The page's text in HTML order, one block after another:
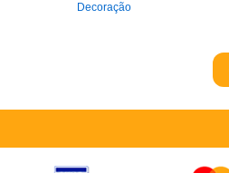
Decoração